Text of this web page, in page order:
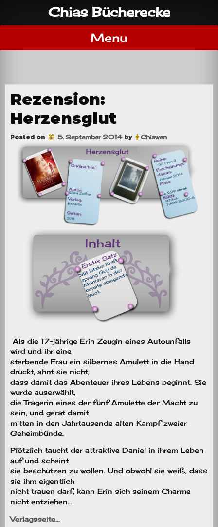
content
Chias Bücherecke
Menu
Rezension:
Herzensglut
Posted on 5. September 2014by Chiawen
Als die 17-jährige Erin Zeugin eines Autounfalls
wird und ihr eine
sterbende Frau ein silbernes Amulett in die Hand
drückt, ahnt sie nicht,
dass damit das Abenteuer ihres Lebens beginnt. Sie
wurde auserwählt,
die Trägerin eines der fünf Amulette der Macht zu
sein, und gerät damit
mitten in den Jahrtausende alten Kampf zweier
Geheimbünde.
Plötzlich taucht der attraktive Daniel in ihrem Leben
auf und scheint
sie beschützen zu wollen. Und obwohl sie weiß, dass
sie ihm eigentlich
nicht trauen darf, kann Erin sich seinem Charme
nicht entziehen…
Verlagsseite…